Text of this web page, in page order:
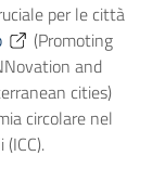
per le città
(Promoting
and
cities)
circolare nel